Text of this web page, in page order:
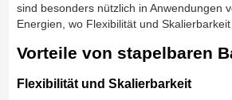
sind besonders nützlich in Anwendungen
Energien, wo Flexibilität und Skalierbarkeit
Vorteile von stapelbaren
Flexibilität und Skalierbarkeit